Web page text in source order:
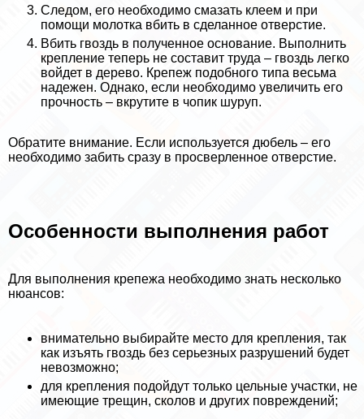
Следом, его необходимо смазать клеем и при
помощи молотка вбить в сделанное отверстие.
Вбить гвоздь в полученное основание. Выполнить
крепление теперь не составит труда – гвоздь легко
войдет в дерево. Крепеж подобного типа весьма
надежен. Однако, если необходимо увеличить его
прочность – вкрутите в чопик шуруп.
Обратите внимание. Если используется дюбель – его
необходимо забить сразу в просверленное отверстие.
Особенности выполнения работ
Для выполнения крепежа необходимо знать несколько
нюансов:
внимательно выбирайте место для крепления, так
как изъять гвоздь без серьезных разрушений будет
невозможно;
для крепления подойдут только цельные участки, не
имеющие трещин, сколов и других повреждений;